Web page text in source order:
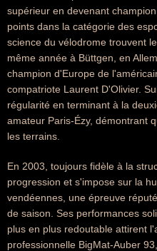
supérieur en devenant
points dans la catégorie des
science du vélodrome trouvent
même année à Büttgen, en
champion d'Europe de
compatriote Laurent D'Olivier.
régularité en terminant à la
amateur Paris-Ézy, démontrant
les terrains.
En 2003, toujours fidèle à la
progression et s'impose sur la
vendéennes, une épreuve
de saison. Ses performances
plus en plus redoutable attirent
professionnelle BigMat-Auber